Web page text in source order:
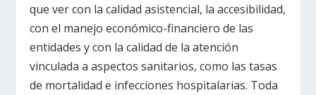
que ver con la calidad asistencial, la accesibilidad,
con el manejo económico-financiero de las
entidades y con la calidad de la atención
vinculada a aspectos sanitarios, como las tasas
de mortalidad e infecciones hospitalarias. Toda